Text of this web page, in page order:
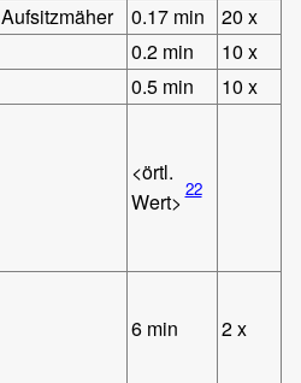
Aufsitzmäher 0.17 min
20 x
0.2 min
10 x
0.5 min 10 x
<örtl.
Wert> 22
6 min 2 x